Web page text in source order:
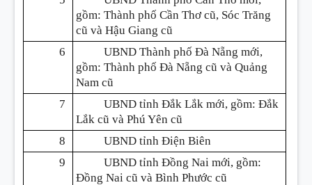
gồm: Thành phố Cần Thơ cũ, Sóc Trăng
cũ và Hậu Giang cũ
6
UBND Thành phố Đà Nẵng mới,
gồm: Thành phố Đà Nẵng cũ và Quảng
Nam cũ
7
UBND tỉnh Đắk Lắk mới, gồm: Đắk
Lắk cũ và Phú Yên cũ
8
UBND tỉnh Điện Biên
9
UBND tỉnh Đồng Nai mới, gồm:
Đồng Nai cũ và Bình Phước cũ